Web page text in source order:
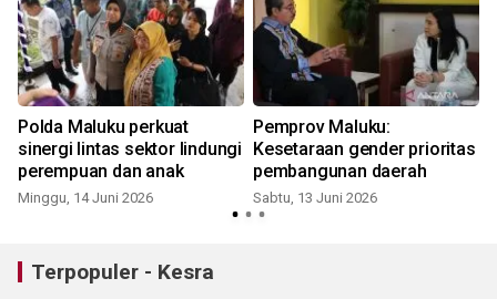
Polda Maluku perkuat
sinergi lintas sektor lindungi
perempuan dan anak
Minggu, 14 Juni 2026
Pemprov Maluku:
Kesetaraan gender prioritas
pembangunan daerah
Sabtu, 13 Juni 2026
Terpopuler - Kesra